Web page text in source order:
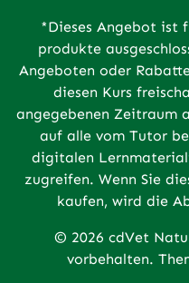
*Dieses Angebot ist
produkte
Angeboten oder
diesen Kurs
angegebenen Zeitraum
auf alle vom Tutor
digitalen
zugreifen. Wenn Sie
kaufen, wird die
© 2026 cdVet
vorbehalten.